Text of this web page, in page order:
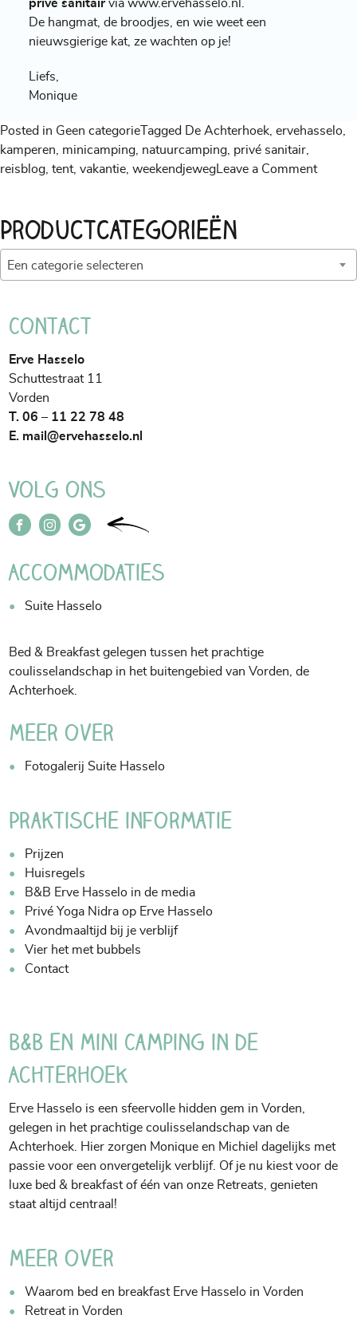
privé sanitairvia www.ervehasselo.nl
De hangmat, de broodjes, en wie weet een
nieuwsgierige kat, ze wachten op je!
Liefs,
Monique
Posted in Geen categorie Tagged De Achterhoek ervehasselo
kamperen
minicamping natuurcamping privé sanitair
reisblog tent, vakantie weekendjeweg Leave a Commenton
Productcategorieën
Een categorie selecteren
Contact
Erve Hasselo
Schuttestraat 11
Vorden
T. 06 – 11 22 78 48
E. mail@ervehasselo.nl
Volg ons
Accommodaties
Suite Hasselo
Bed & Breakfast gelegen tussen het prachtige
coulisselandschap in het buitengebied van Vorden, de
Achterhoek.
Meer over
Fotogalerij Suite Hasselo
Praktische informatie
Prijzen
Huisregels
B&B Erve Hasselo in de media
Privé Yoga Nidra op Erve Hasselo
Avondmaaltijd bij je verblijf
Vier het met bubbels
Contact
B&B en Mini Camping in de
Achterhoek
Erve Hasselo is een sfeervolle hidden gem in Vorden,
gelegen in het prachtige coulisselandschap van de
Achterhoek. Hier zorgen Monique en Michiel dagelijks met
passie voor een onvergetelijk verblijf. Of je nu kiest voor de
luxe bed & breakfast of één van onze Retreats, genieten
staat altijd centraal!
Meer over
Waarom bed en breakfast Erve Hasselo in Vorden
Retreat in Vorden